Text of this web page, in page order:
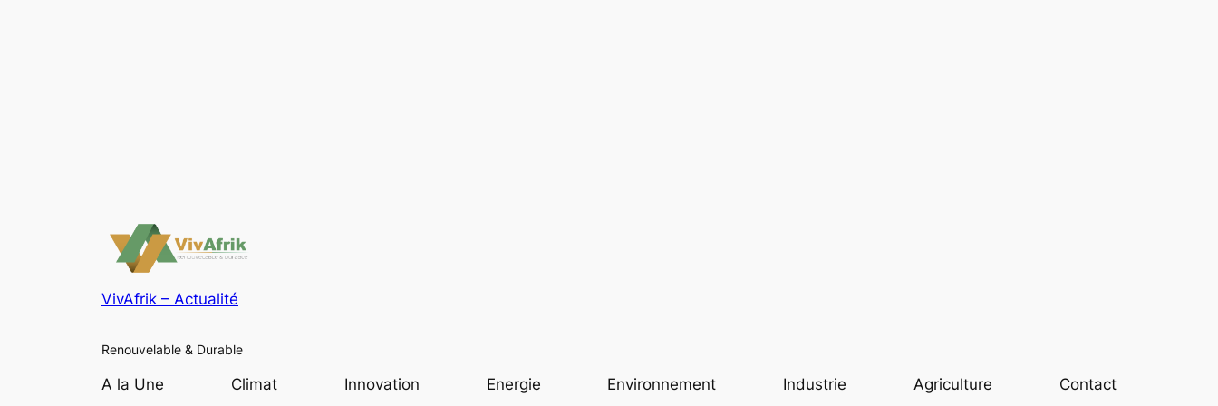
VivAfrik – Actualité
Renouvelable & Durable
A la Une Climat Innovation Energie Environnement Industrie Agriculture Contact